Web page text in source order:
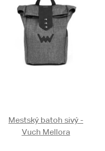
Mestský batoh sivý -
Vuch Mellora